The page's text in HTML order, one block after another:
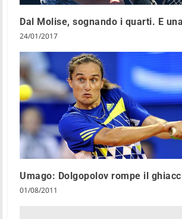
Dal Molise, sognando i quarti. E
24/01/2017
Umago: Dolgopolov rompe il
01/08/2011